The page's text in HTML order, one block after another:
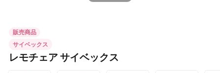
で
メ
ィ
販売商品
サイベックス
レモチェア サイベックス